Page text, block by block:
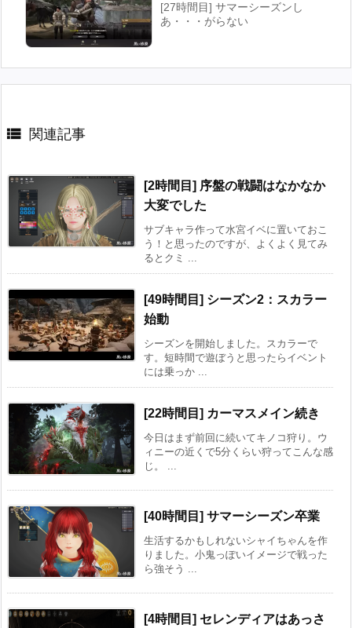
[27時間目] サマーシーズンし
あ・・・がらない
 関連記事
[2時間目] 序盤の戦闘はなかなか
大変でした
サブキャラ作って水宮イベに置いておこ
う！と思ったのですが、よくよく見てみ
るとクミ ...
[49時間目] シーズン2：スカラー
始動
シーズンを開始しました。スカラーで
す。短時間で遊ぼうと思ったらイベント
には乗っか ...
[22時間目] カーマスメイン続き
今日はまず前回に続いてキノコ狩り。ウ
ィニーの近くで5分くらい狩ってこんな感
じ。 ...
[40時間目] サマーシーズン卒業
生活するかもしれないシャイちゃんを作
りました。小鬼っぽいイメージで戦った
ら強そう ...
[4時間目] セレンディアはあっさ